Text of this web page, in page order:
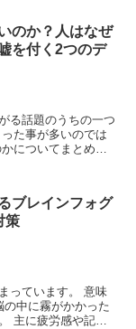
のか？人はなぜ
を付く2つのデ
る話題のうちの一つ
ブレインフォグ
策
ています。 意味
中に霧がかかった